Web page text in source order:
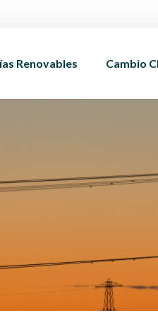
Renovables Cambio